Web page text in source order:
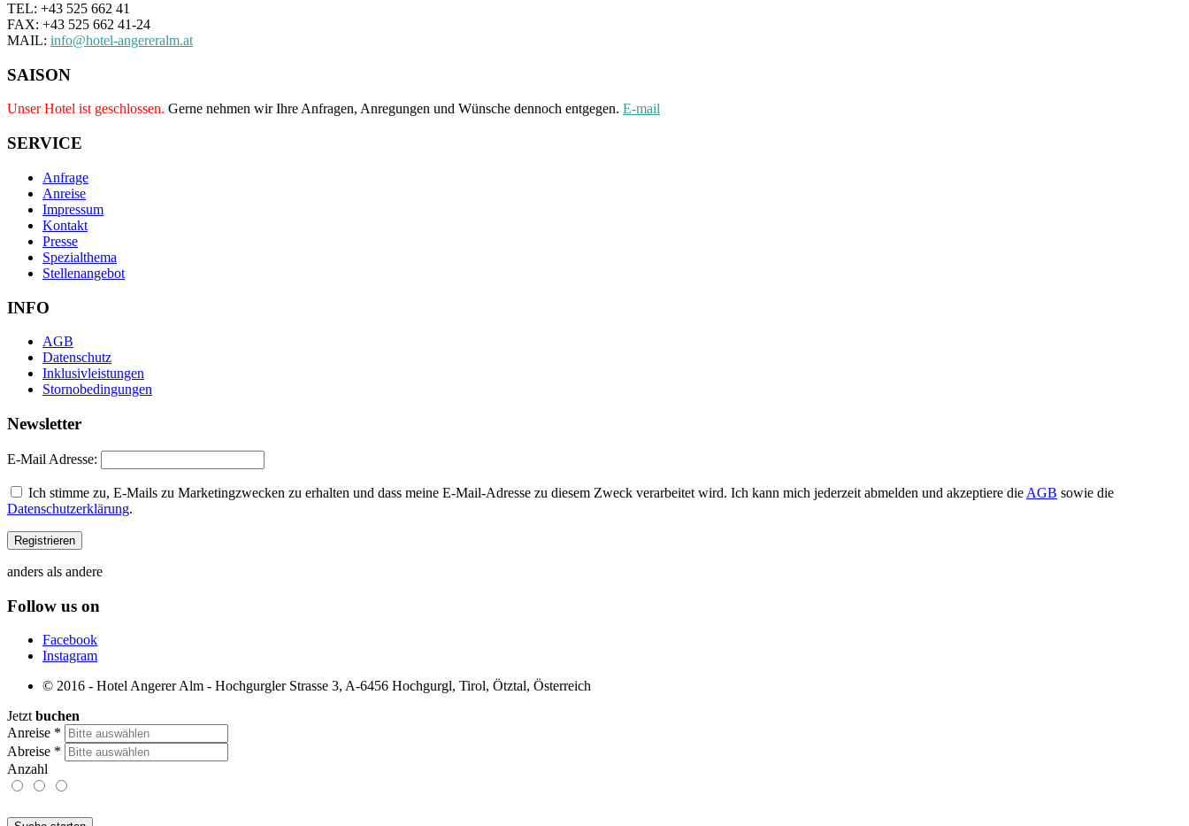
TEL: +43 525 662 41
FAX: +43 525 662 41-24
MAIL: info@hotel-angereralm.at
SAISON
Unser Hotel ist geschlossen. Gerne nehmen wir Ihre Anfragen, Anregungen und Wünsche dennoch entgegen. E-mail
SERVICE
Anfrage
Anreise
Impressum
Kontakt
Presse
Spezialthema
Stellenangebot
INFO
AGB
Datenschutz
Inklusivleistungen
Stornobedingungen
Newsletter
E-Mail Adresse:
Ich stimme zu, E-Mails zu Marketingzwecken zu erhalten und dass meine E-Mail-Adresse zu diesem Zweck verarbeitet wird. Ich kann mich jederzeit abmelden und akzeptiere die AGB sowie die
Datenschutzerklärung.
anders als andere
Follow us on
Facebook
Instagram
© 2016 - Hotel Angerer Alm - Hochgurgler Strasse 3, A-6456 Hochgurgl, Tirol, Ötztal, Österreich
Jetzt buchen
Anreise *
Abreise *
Anzahl